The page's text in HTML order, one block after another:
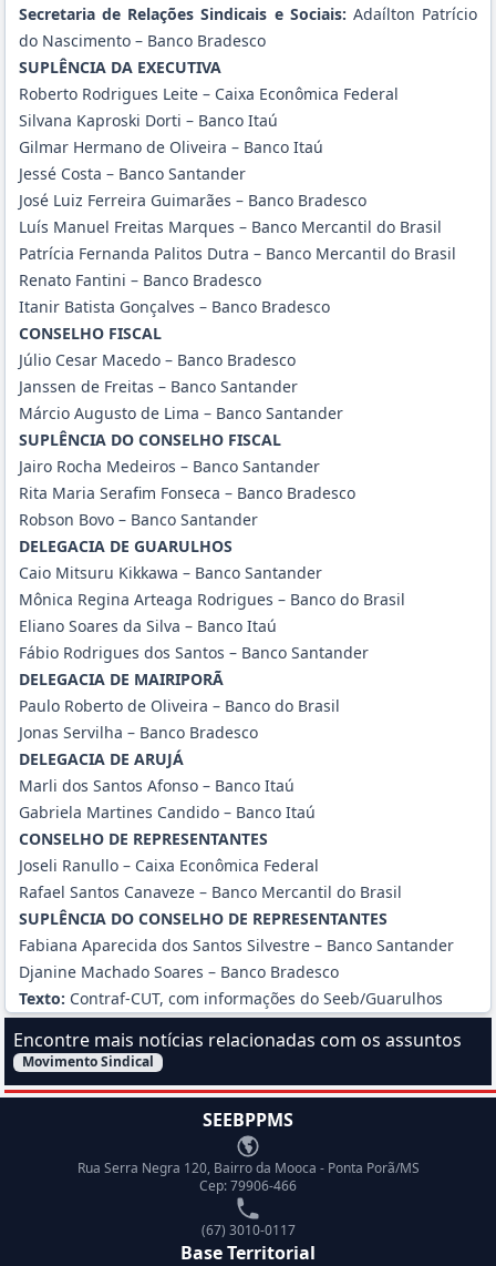
Secretaria de Relações Sindicais e Sociais: Adaílton Patrício
do Nascimento – Banco Bradesco
SUPLÊNCIA DA EXECUTIVA
Roberto Rodrigues Leite – Caixa Econômica Federal
Silvana Kaproski Dorti – Banco Itaú
Gilmar Hermano de Oliveira – Banco Itaú
Jessé Costa – Banco Santander
José Luiz Ferreira Guimarães – Banco Bradesco
Luís Manuel Freitas Marques – Banco Mercantil do Brasil
Patrícia Fernanda Palitos Dutra – Banco Mercantil do Brasil
Renato Fantini – Banco Bradesco
Itanir Batista Gonçalves – Banco Bradesco
CONSELHO FISCAL
Júlio Cesar Macedo – Banco Bradesco
Janssen de Freitas – Banco Santander
Márcio Augusto de Lima – Banco Santander
SUPLÊNCIA DO CONSELHO FISCAL
Jairo Rocha Medeiros – Banco Santander
Rita Maria Serafim Fonseca – Banco Bradesco
Robson Bovo – Banco Santander
DELEGACIA DE GUARULHOS
Caio Mitsuru Kikkawa – Banco Santander
Mônica Regina Arteaga Rodrigues – Banco do Brasil
Eliano Soares da Silva – Banco Itaú
Fábio Rodrigues dos Santos – Banco Santander
DELEGACIA DE MAIRIPORÃ
Paulo Roberto de Oliveira – Banco do Brasil
Jonas Servilha – Banco Bradesco
DELEGACIA DE ARUJÁ
Marli dos Santos Afonso – Banco Itaú
Gabriela Martines Candido – Banco Itaú
CONSELHO DE REPRESENTANTES
Joseli Ranullo – Caixa Econômica Federal
Rafael Santos Canaveze – Banco Mercantil do Brasil
SUPLÊNCIA DO CONSELHO DE REPRESENTANTES
Fabiana Aparecida dos Santos Silvestre – Banco Santander
Djanine Machado Soares – Banco Bradesco
Texto: Contraf-CUT, com informações do Seeb/Guarulhos
Encontre mais notícias relacionadas com os assuntos
Filtrar Notícias pelo assunto:
Movimento Sindical
SEEBPPMS
Endereço
Rua Serra Negra 120, Bairro da Mooca - Ponta Porã/MS
Cep: 79906-466
Telefone
(67) 3010-0117
Base Territorial